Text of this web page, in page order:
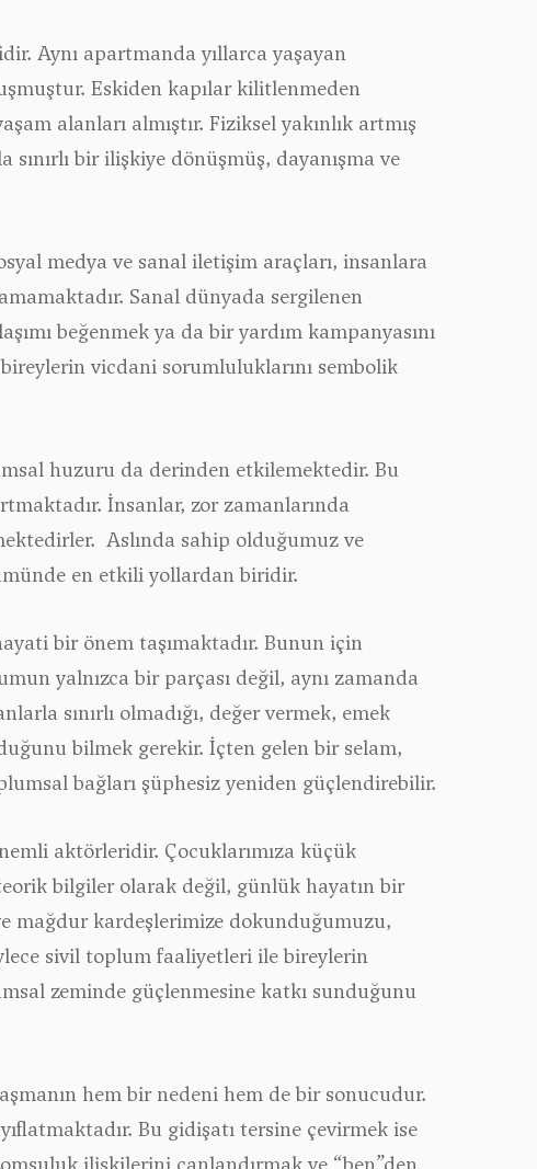
Aynı apartmanda yıllarca yaşayan
Eskiden kapılar kilitlenmeden
alanları almıştır. Fiziksel yakınlık artmış
bir ilişkiye dönüşmüş, dayanışma ve
medya ve sanal iletişim araçları, insanlara
Sanal dünyada sergilenen
beğenmek ya da bir yardım kampanyasını
vicdani sorumluluklarını sembolik
huzuru da derinden etkilemektedir. Bu
İnsanlar, zor zamanlarında
Aslında sahip olduğumuz ve
en etkili yollardan biridir.
bir önem taşımaktadır. Bunun için
yalnızca bir parçası değil, aynı zamanda
sınırlı olmadığı, değer vermek, emek
bilmek gerekir. İçten gelen bir selam,
bağları şüphesiz yeniden güçlendirebilir.
aktörleridir. Çocuklarımıza küçük
bilgiler olarak değil, günlük hayatın bir
mağdur kardeşlerimize dokunduğumuzu,
sivil toplum faaliyetleri ile bireylerin
zeminde güçlenmesine katkı sunduğunu
hem bir nedeni hem de bir sonucudur.
Bu gidişatı tersine çevirmek ise